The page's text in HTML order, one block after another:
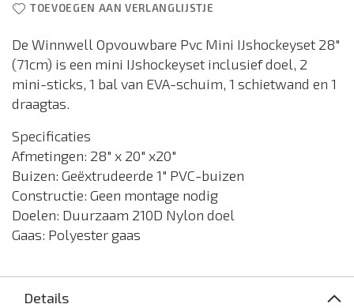
TOEVOEGEN AAN VERLANGLIJSTJE
De Winnwell Opvouwbare Pvc Mini IJshockeyset 28"
(71cm) is een mini IJshockeyset inclusief doel, 2
mini-sticks, 1 bal van EVA-schuim, 1 schietwand en 1
draagtas.
Specificaties
Afmetingen: 28" x 20" x20"
Buizen: Geëxtrudeerde 1" PVC-buizen
Constructie: Geen montage nodig
Doelen: Duurzaam 210D Nylon doel
Gaas: Polyester gaas
Details